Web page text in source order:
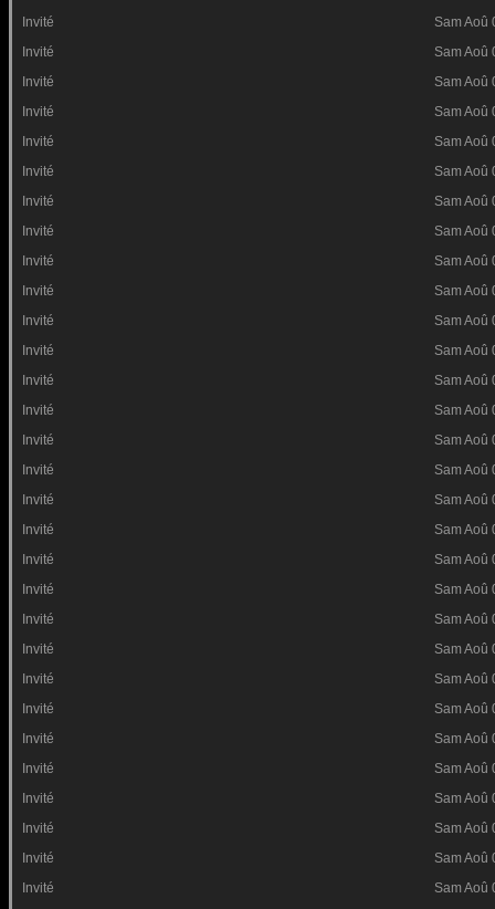
Invité
Sam Aoû
Invité
Sam Aoû
Invité
Sam Aoû
Invité
Sam Aoû
Invité
Sam Aoû
Invité
Sam Aoû
Invité
Sam Aoû
Invité
Sam Aoû
Invité
Sam Aoû
Invité
Sam Aoû
Invité
Sam Aoû
Invité
Sam Aoû
Invité
Sam Aoû
Invité
Sam Aoû
Invité
Sam Aoû
Invité
Sam Aoû
Invité
Sam Aoû
Invité
Sam Aoû
Invité
Sam Aoû
Invité
Sam Aoû
Invité
Sam Aoû
Invité
Sam Aoû
Invité
Sam Aoû
Invité
Sam Aoû
Invité
Sam Aoû
Invité
Sam Aoû
Invité
Sam Aoû
Invité
Sam Aoû
Invité
Sam Aoû
Invité
Sam Aoû